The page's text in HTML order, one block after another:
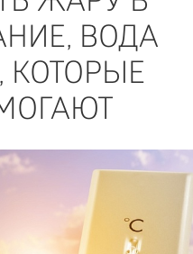
ВОДА
КОТОРЫЕ